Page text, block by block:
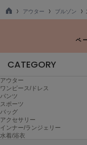
ネズ
NIKE
ナイキ
NOWNS
ナウンス
TO
アウター ブルゾン
ペ
CATEGORY
アウター
ワンピース/ドレス
パンツ
スポーツ
バッグ
アクセサリー
インナー/ランジェリー
水着/浴衣